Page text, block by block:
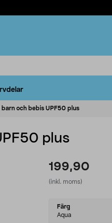
och bebis UPF50 plus
plus
199,90
(inkl. moms)
Select
variant
Färg
Aqua